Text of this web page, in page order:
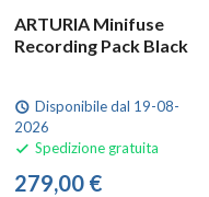
ARTURIA Minifuse
Recording Pack Black
schedule Disponibile dal 19-08-
2026
 Spedizione gratuita
279,00 €